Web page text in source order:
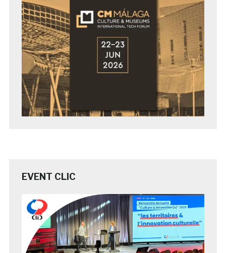
EVENT CLIC